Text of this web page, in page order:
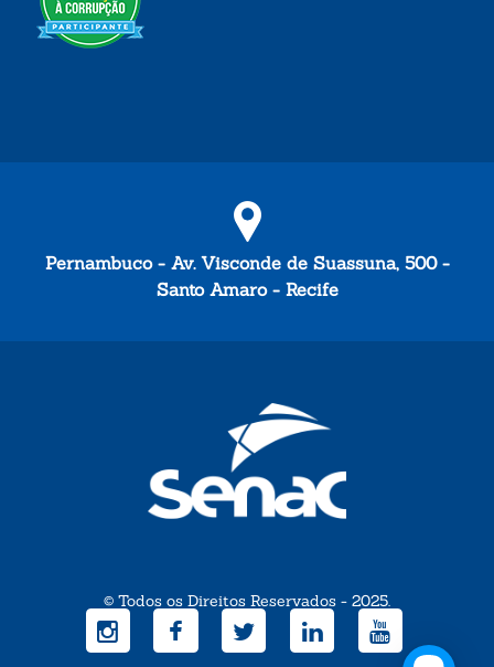
Pernambuco - Av. Visconde de Suassuna, 500 -
Santo Amaro - Recife
© Todos os Direitos Reservados - 2025.